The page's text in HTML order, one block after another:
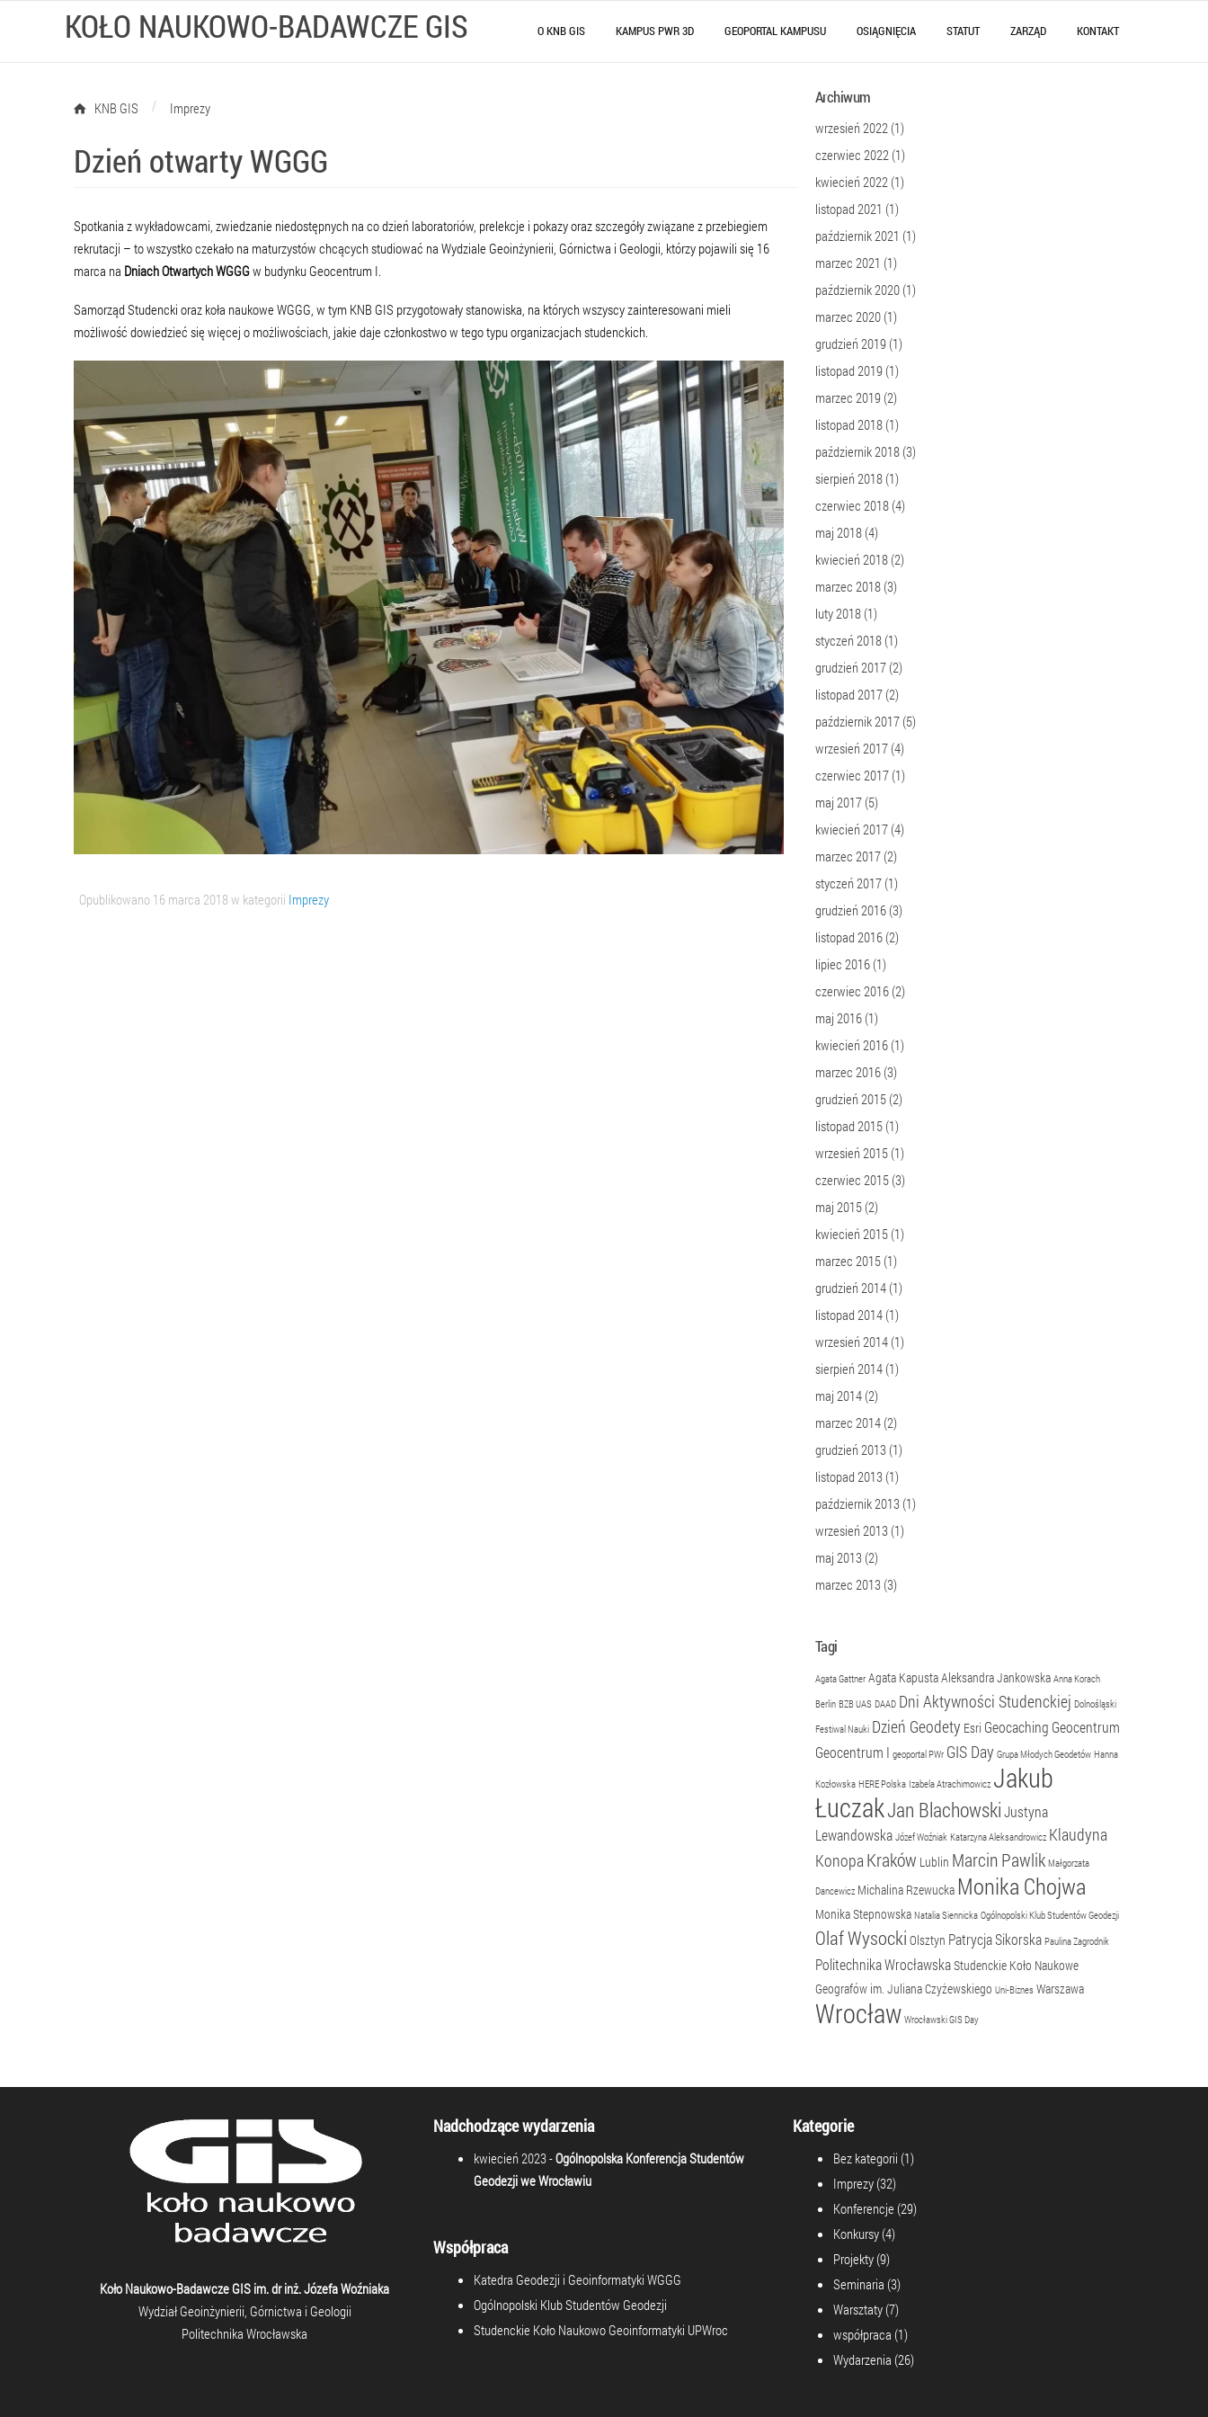
KOŁO NAUKOWO-BADAWCZE GIS O KNB GIS KAMPUS PWR 3D GEOPORTAL KAMPUSU OSIĄGNIĘCIA STATUT ZARZĄD KONTAKT
KNB GIS / Imprezy
Dzień otwarty WGGG
Spotkania z wykładowcami, zwiedzanie niedostępnych na co dzień laboratoriów, prelekcje i pokazy oraz szczegóły związane z przebiegiem
rekrutacji – to wszystko czekało na maturzystów chcących studiować na Wydziale Geoinżynierii, Górnictwa i Geologii, którzy pojawili się 16
marca na Dniach Otwartych WGGGw budynku Geocentrum I.
Samorząd Studencki oraz koła naukowe WGGG, w tym KNB GIS przygotowały stanowiska, na których wszyscy zainteresowani mieli
możliwość dowiedzieć się więcej o możliwościach, jakie daje członkostwo w tego typu organizacjach studenckich.
Opublikowano 16 marca 2018 w kategorii Imprezy
Archiwum
wrzesień 2022 (1)
czerwiec 2022 (1)
kwiecień 2022 (1)
listopad 2021 (1)
październik 2021 (1)
marzec 2021 (1)
październik 2020 (1)
marzec 2020 (1)
grudzień 2019 (1)
listopad 2019 (1)
marzec 2019 (2)
listopad 2018 (1)
październik 2018 (3)
sierpień 2018 (1)
czerwiec 2018 (4)
maj 2018 (4)
kwiecień 2018 (2)
marzec 2018 (3)
luty 2018 (1)
styczeń 2018 (1)
grudzień 2017 (2)
listopad 2017 (2)
październik 2017 (5)
wrzesień 2017 (4)
czerwiec 2017 (1)
maj 2017 (5)
kwiecień 2017 (4)
marzec 2017 (2)
styczeń 2017 (1)
grudzień 2016 (3)
listopad 2016 (2)
lipiec 2016 (1)
czerwiec 2016 (2)
maj 2016 (1)
kwiecień 2016 (1)
marzec 2016 (3)
grudzień 2015 (2)
listopad 2015 (1)
wrzesień 2015 (1)
czerwiec 2015 (3)
maj 2015 (2)
kwiecień 2015 (1)
marzec 2015 (1)
grudzień 2014 (1)
listopad 2014 (1)
wrzesień 2014 (1)
sierpień 2014 (1)
maj 2014 (2)
marzec 2014 (2)
grudzień 2013 (1)
listopad 2013 (1)
październik 2013 (1)
wrzesień 2013 (1)
maj 2013 (2)
marzec 2013 (3)
Tagi
Agata Gattner Agata KapustaAleksandra Jankowska Anna Korach
Berlin BZB UAS DAAD Dni Aktywności Studenckiej Dolnośląski
Festiwal Nauki Dzień Geodety Esri Geocaching Geocentrum
Geocentrum I geoportal PWr GIS Day Grupa Młodych Geodetów Hanna
Kozłowska HERE Polska Izabela Atrachimowicz Jakub
ŁuczakJan BlachowskiJustyna
Lewandowska Józef Woźniak Katarzyna Aleksandrowicz Klaudyna
Konopa Kraków Lublin Marcin Pawlik Małgorzata
Dancewicz Michalina Rzewucka Monika Chojwa
Monika Stepnowska Natalia Siennicka Ogólnopolski Klub Studentów Geodezji
Olaf Wysocki Olsztyn Patrycja Sikorska Paulina Zagrodnik
Politechnika WrocławskaStudenckie Koło Naukowe
Geografów im. Juliana Czyżewskiego Uni-Biznes Warszawa
Wrocław Wrocławski GIS Day
Koło Naukowo-Badawcze GIS im. dr inż. Józefa Woźniaka
Wydział Geoinżynierii, Górnictwa i Geologii
Politechnika Wrocławska
Nadchodzące wydarzenia
kwiecień 2023 -Ogólnopolska Konferencja Studentów
Geodezji we Wrocławiu
Współpraca
Katedra Geodezji i Geoinformatyki WGGG
Ogólnopolski Klub Studentów Geodezji
Studenckie Koło Naukowo Geoinformatyki UPWroc
Kategorie
Bez kategorii (1)
Imprezy (32)
Konferencje (29)
Konkursy (4)
Projekty (9)
Seminaria (3)
Warsztaty (7)
współpraca (1)
Wydarzenia (26)